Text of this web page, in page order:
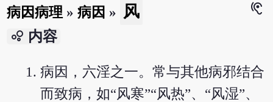
病因病理 »病因 » 风
hearing
bubble_chart 内容
病因，六淫之一。常与其他病邪结合
而致病，如“风寒”“风热”、“风湿”、